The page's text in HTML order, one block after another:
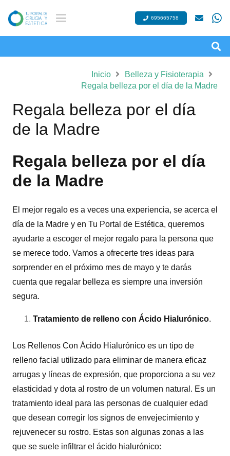
695665758
Inicio
Belleza y Fisioterapia
Regala belleza por el día de la Madre
Regala belleza por el día
de la Madre
Regala belleza por el día
de la Madre
El mejor regalo es a veces una experiencia, se acerca el
día de la Madre y en Tu Portal de Estética, queremos
ayudarte a escoger el mejor regalo para la persona que
se merece todo. Vamos a ofrecerte tres ideas para
sorprender en el próximo mes de mayo y te darás
cuenta que regalar belleza es siempre una inversión
segura.
Tratamiento de relleno con Ácido Hialurónico.
Los Rellenos Con Ácido Hialurónico es un tipo de
relleno facial utilizado para eliminar de manera eficaz
arrugas y líneas de expresión, que proporciona a su vez
elasticidad y dota al rostro de un volumen natural. Es un
tratamiento ideal para las personas de cualquier edad
que desean corregir los signos de envejecimiento y
rejuvenecer su rostro. Estas son algunas zonas a las
que se suele infiltrar el ácido hialurónico: